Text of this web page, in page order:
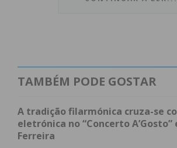
apoio e incentivo dos populares.
Subscreva a
TAMBÉM PODE GOSTAR
A tradição filarmónica cruza-se
eletrónica no “Concerto A’Gosto”
Ferreira